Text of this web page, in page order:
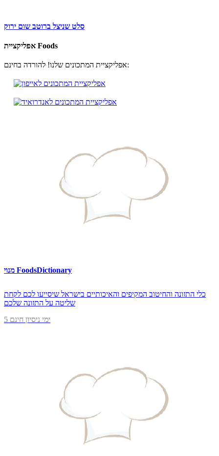
סלט שניצל ברוטב שום ירוק
אפליקציית Foods
אפליקציית המתכונים שלנו! להורדה בחינם:
מנוי FoodsDictionary
כלי התזונה והחיטוב המקיפים והאיכותיים בישראל שיסייעו לכם לקחת
שליטה על התזונה שלכם
5 ימי ניסיון חינם